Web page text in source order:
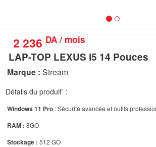
Aide
2 236 DA / mois
LAP-TOP LEXUS i5 14 Pouces
Marque : Stream
Détails du produit ́ :
Windows 11 Pro : Sécurité avancée et outils
RAM : 8GO
Stockage : 512 GO